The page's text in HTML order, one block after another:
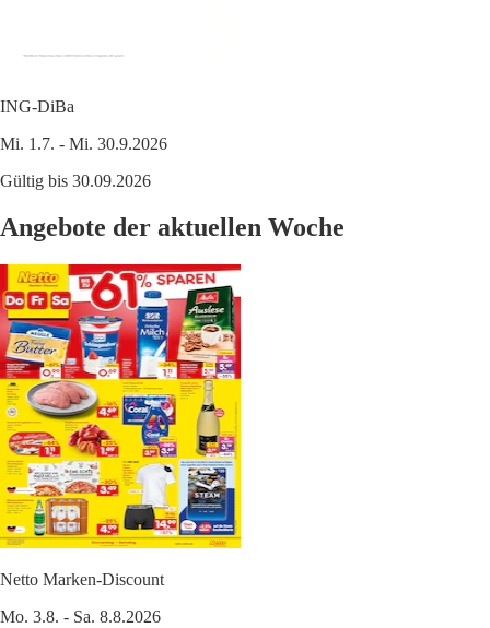
ING-DiBa
Mi. 1.7. - Mi. 30.9.2026
Gültig bis 30.09.2026
Angebote der aktuellen Woche
Netto Marken-Discount
Mo. 3.8. - Sa. 8.8.2026